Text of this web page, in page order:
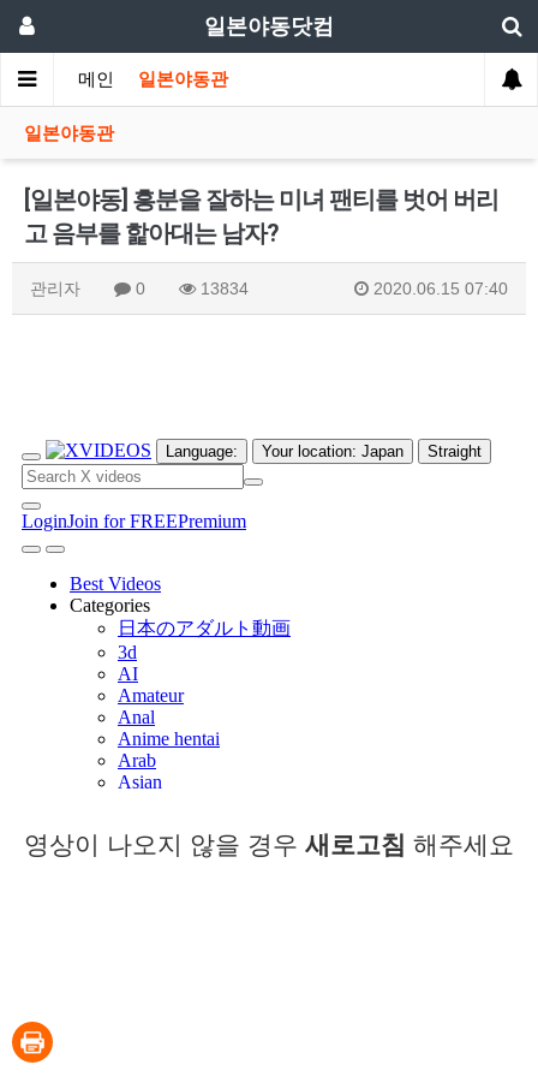
일본야동닷컴
메인 일본야동관
일본야동관
[일본야동] 흥분을 잘하는 미녀 팬티를 벗어 버리
고 음부를 핥아대는 남자?
관리자 0 13834 2020.06.15 07:40
영상이 나오지 않을 경우 새로고침 해주세요